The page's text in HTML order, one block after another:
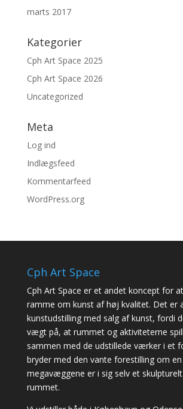
marts 2017
Kategorier
Cph Art Space 2025
Cph Art Space 2026
Uncategorized
Meta
Log ind
Indlægsfeed
Kommentarfeed
WordPress.org
Cph Art Space
Cph Art Space er et andet koncept for
ramme om kunst af høj kvalitet. Det er
kunstudstilling med salg af kunst, fordi
vægt på, at rummet og aktiviteterne
sammen med de udstillede værker i et
bryder med den vante forestilling om en
megavæggene er i sig selv et
rummet.